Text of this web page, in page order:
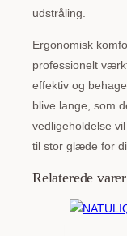
udstråling.
Ergonomisk
professionelt
effektiv og
blive lange, som
vedligeholdelse
til stor glæde for
Relaterede varer